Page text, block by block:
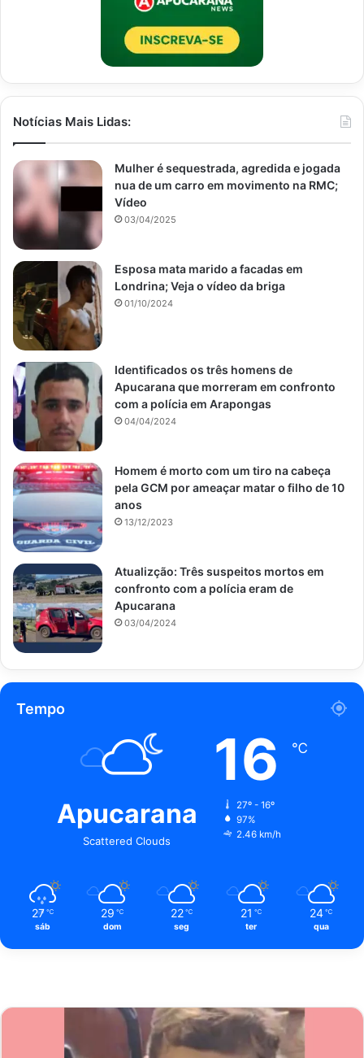
Notícias Mais Lidas:
Mulher é sequestrada, agredida e jogada
nua de um carro em movimento na RMC;
Vídeo
03/04/2025
Esposa mata marido a facadas em
Londrina; Veja o vídeo da briga
01/10/2024
Identificados os três homens de
Apucarana que morreram em confronto
com a polícia em Arapongas
04/04/2024
Homem é morto com um tiro na cabeça
pela GCM por ameaçar matar o filho de 10
anos
13/12/2023
Atualizção: Três suspeitos mortos em
confronto com a polícia eram de
Apucarana
03/04/2024
Tempo
Apucarana
Scattered Clouds
16 ℃
27º - 16º
97%
2.46 km/h
27 ℃
sáb
29 ℃
dom
22 ℃
seg
21 ℃
ter
24 ℃
qua